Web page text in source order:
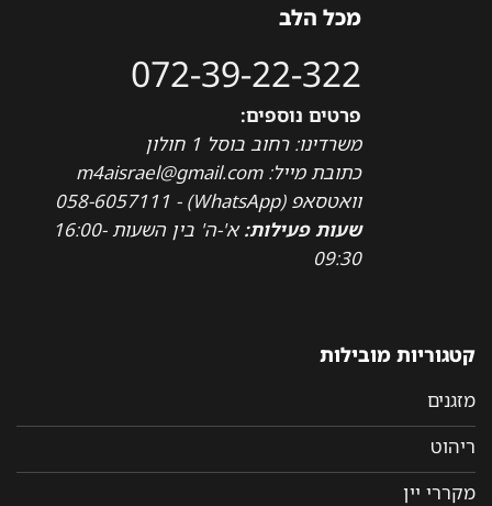
מכל הלב
072-39-22-322
פרטים נוספים:
משרדינו: רחוב בוסל 1 חולון
כתובת מייל: m4aisrael@gmail.com
וואטסאפ (WhatsApp) - 058-6057111
שעות פעילות:
א'-ה' בין השעות 16:00-
09:30
קטגוריות מובילות
מזגנים
ריהוט
מקררי יין